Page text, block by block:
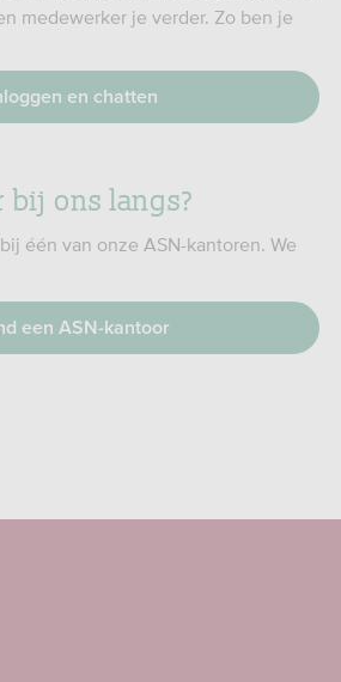
medewerker je verder. Zo ben je
en chatten
ons langs?
één van onze ASN-kantoren. We
een ASN-kantoor